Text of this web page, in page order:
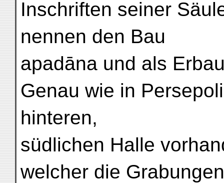
Inschriften seiner
nennen den Bau
apadāna und als
Genau wie in
hinteren,
südlichen Halle
welcher die